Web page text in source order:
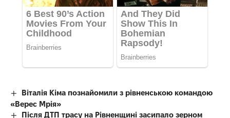
Віталія Кіма познайомили з рівненською командою
«Верес Мрія»
Після ДТП трасу на Рівненщині засипало зерном